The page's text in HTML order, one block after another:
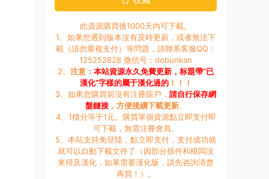
此資源購買後1000天内可下載。
1、如果您遇到版本沒有及時更新，或者無法下
載（請勿重複支付）等問題，請聯系客服QQ：
125252828 微信号：dobunkan
2、 注意： 本站資源永久免費更新，标題帶“已
漢化”字樣的屬于漢化過的！！！
3、如果您購買前沒有注冊賬戶， 請自行保存網
盤鏈接，方便後續下載更新。
4、1積分等于1元。購買單個資源點立即支付即
可下載，無需注冊會員。
5、本站支持免登陸，點立即支付，支付成功就
就可以自動下載文件了（因部分插件和模闆沒
來得及漢化，如果需要漢化版，請先咨詢清楚
再買！）。